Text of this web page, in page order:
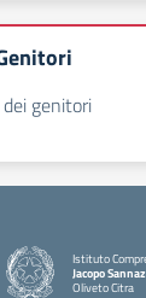
genitori
Istituto
Jacopo
Oliveto Citra